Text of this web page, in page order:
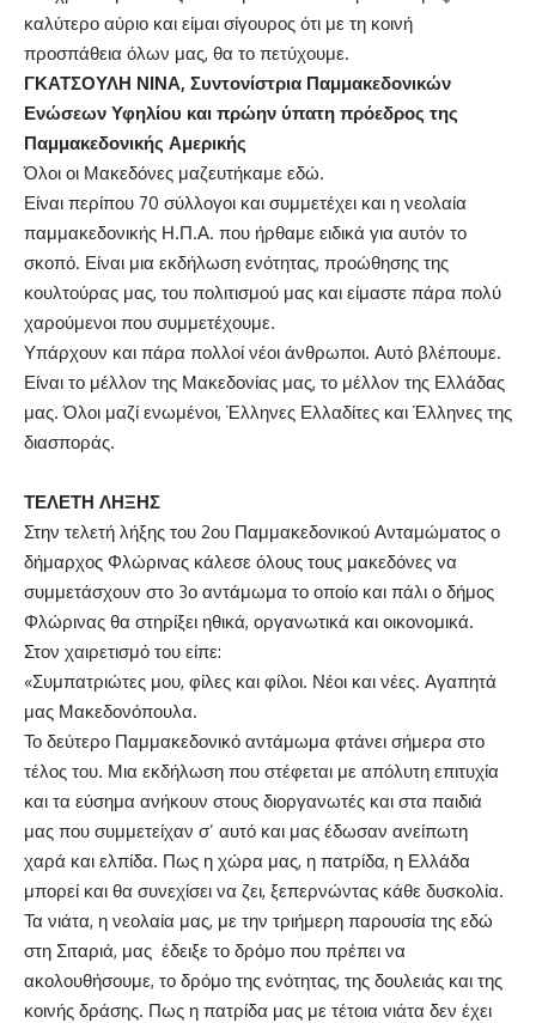
καλύτερο αύριο και είμαι σίγουρος ότι με τη κοινή
προσπάθεια όλων μας, θα το πετύχουμε.
ΓΚΑΤΣΟΥΛΗ ΝΙΝΑ, Συντονίστρια Παμμακεδονικών
Ενώσεων Υφηλίου και πρώην ύπατη πρόεδρος της
Παμμακεδονικής Αμερικής
Όλοι οι Μακεδόνες μαζευτήκαμε εδώ.
Είναι περίπου 70 σύλλογοι και συμμετέχει και η νεολαία
παμμακεδονικής Η.Π.Α. που ήρθαμε ειδικά για αυτόν το
σκοπό. Είναι μια εκδήλωση ενότητας, προώθησης της
κουλτούρας μας, του πολιτισμού μας και είμαστε πάρα πολύ
χαρούμενοι που συμμετέχουμε.
Υπάρχουν και πάρα πολλοί νέοι άνθρωποι. Αυτό βλέπουμε.
Είναι το μέλλον της Μακεδονίας μας, το μέλλον της Ελλάδας
μας. Όλοι μαζί ενωμένοι, Έλληνες Ελλαδίτες και Έλληνες της
διασποράς.
ΤΕΛΕΤΗ ΛΗΞΗΣ
Στην τελετή λήξης του 2ου Παμμακεδονικού Ανταμώματος ο
δήμαρχος Φλώρινας κάλεσε όλους τους μακεδόνες να
συμμετάσχουν στο 3ο αντάμωμα το οποίο και πάλι ο δήμος
Φλώρινας θα στηρίξει ηθικά, οργανωτικά και οικονομικά.
Στον χαιρετισμό του είπε:
«Συμπατριώτες μου, φίλες και φίλοι. Νέοι και νέες. Αγαπητά
μας Μακεδονόπουλα.
Το δεύτερο Παμμακεδονικό αντάμωμα φτάνει σήμερα στο
τέλος του. Μια εκδήλωση που στέφεται με απόλυτη επιτυχία
και τα εύσημα ανήκουν στους διοργανωτές και στα παιδιά
μας που συμμετείχαν σ’ αυτό και μας έδωσαν ανείπωτη
χαρά και ελπίδα. Πως η χώρα μας, η πατρίδα, η Ελλάδα
μπορεί και θα συνεχίσει να ζει, ξεπερνώντας κάθε δυσκολία.
Τα νιάτα, η νεολαία μας, με την τριήμερη παρουσία της εδώ
στη Σιταριά, μας έδειξε το δρόμο που πρέπει να
ακολουθήσουμε, το δρόμο της ενότητας, της δουλειάς και της
κοινής δράσης. Πως η πατρίδα μας με τέτοια νιάτα δεν έχει